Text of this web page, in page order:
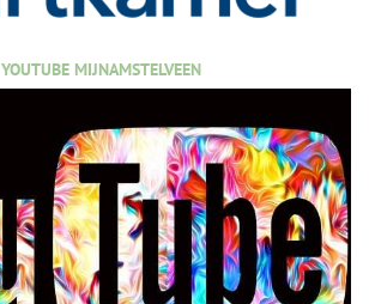
YOUTUBE MIJNAMSTELVEEN